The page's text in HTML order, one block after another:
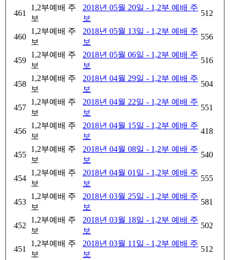
461
1,2부예배 주
보
2018년 05월 20일 - 1,2부 예배 주
보
512
460
1,2부예배 주
보
2018년 05월 13일 - 1,2부 예배 주
보
556
459
1,2부예배 주
보
2018년 05월 06일 - 1,2부 예배 주
보
516
458
1,2부예배 주
보
2018년 04월 29일 - 1,2부 예배 주
보
504
457
1,2부예배 주
보
2018년 04월 22일 - 1,2부 예배 주
보
551
456
1,2부예배 주
보
2018년 04월 15일 - 1,2부 예배 주
보
418
455
1,2부예배 주
보
2018년 04월 08일 - 1,2부 예배 주
보
540
454
1,2부예배 주
보
2018년 04월 01일 - 1,2부 예배 주
보
555
453
1,2부예배 주
보
2018년 03월 25일 - 1,2부 예배 주
보
581
452
1,2부예배 주
보
2018년 03월 18일 - 1,2부 예배 주
보
502
451
1,2부예배 주
보
2018년 03월 11일 - 1,2부 예배 주
보
512